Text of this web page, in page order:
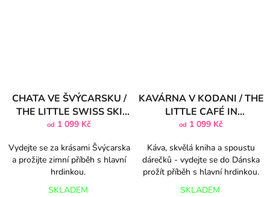
CHATA VE ŠVÝCARSKU /
THE LITTLE SWISS SKI
CHALET
od 1 099 Kč
Vydejte se za krásami Švýcarska
a prožijte zimní příběh s hlavní
hrdinkou.
SKLADEM
KAVÁRNA V KODANI / THE
LITTLE CAFÉ IN
COPENHAGEN
od 1 099 Kč
Káva, skvělá kniha a spoustu
dárečků - vydejte se do Dánska
prožít příběh s hlavní hrdinkou.
SKLADEM